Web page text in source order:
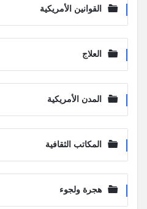
القوانين الأمريكية
العلاج
المدن الأمريكية
المكاتب الثقافية
هجرة ولجوء